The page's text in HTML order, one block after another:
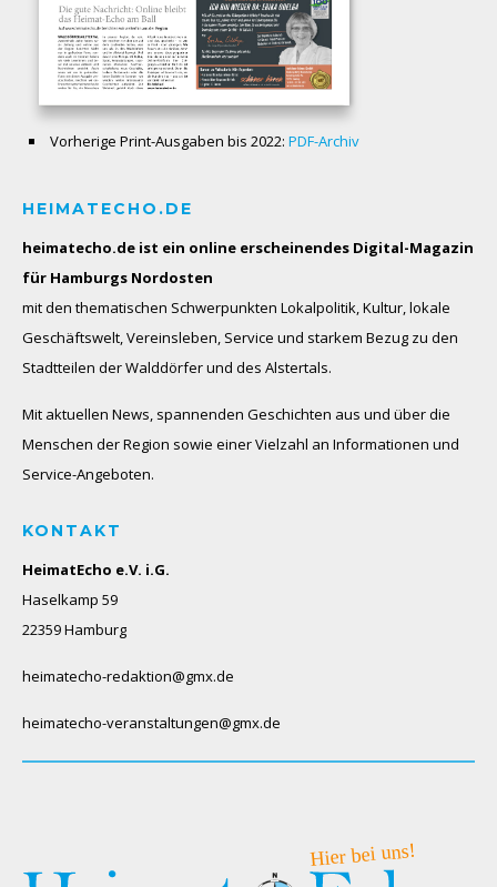
Vorherige Print-Ausgaben bis 2022: PDF-Archiv
HEIMATECHO.DE
heimatecho.de ist ein online erscheinendes Digital-Magazin
für Hamburgs Nordosten
mit den thematischen Schwerpunkten Lokalpolitik, Kultur, lokale
Geschäftswelt, Vereinsleben, Service und starkem Bezug zu den
Stadtteilen der Walddörfer und des Alstertals.
Mit aktuellen News, spannenden Geschichten aus und über die
Menschen der Region sowie einer Vielzahl an Informationen und
Service-Angeboten.
KONTAKT
HeimatEcho e.V. i.G.
Haselkamp 59
22359 Hamburg
heimatecho-redaktion@gmx.de
heimatecho-veranstaltungen@gmx.de